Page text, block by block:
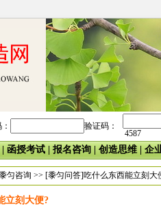
验证码：
4587
函授考试 报名咨询 创造思维| 企
匀咨询 >> [黍匀问答]吃什么东西能立刻大
立刻大便?